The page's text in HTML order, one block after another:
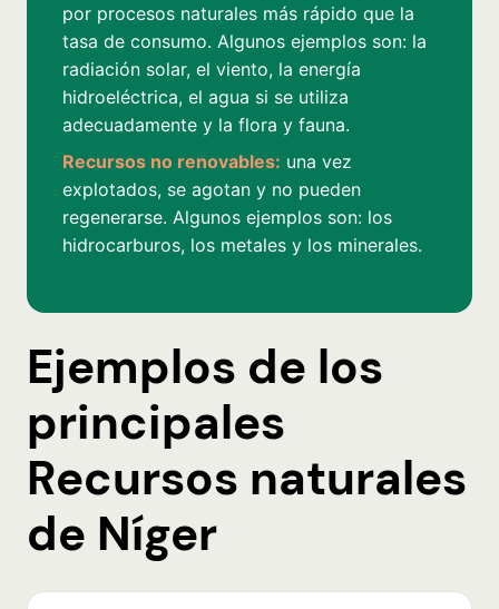
por procesos naturales más rápido que la
tasa de consumo. Algunos ejemplos son: la
radiación solar, el viento, la energía
hidroeléctrica, el agua si se utiliza
adecuadamente y la flora y fauna.
Recursos no renovables: una vez
explotados, se agotan y no pueden
regenerarse. Algunos ejemplos son: los
hidrocarburos, los metales y los minerales.
Ejemplos de los
principales
Recursos naturales
de Níger